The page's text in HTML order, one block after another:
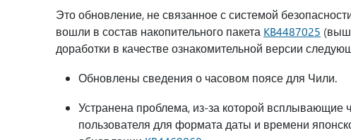
Это обновление, не связанное с системой
вошли в состав накопительного пакета KB4487025
доработки в качестве ознакомительной версии
Обновлены сведения о часовом поясе для Чили.
Устранена проблема, из-за которой всплывающие
пользователя для формата даты и времени